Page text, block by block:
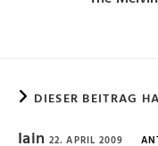
DIESER BEITRAG
Iain 22. APRIL 2009